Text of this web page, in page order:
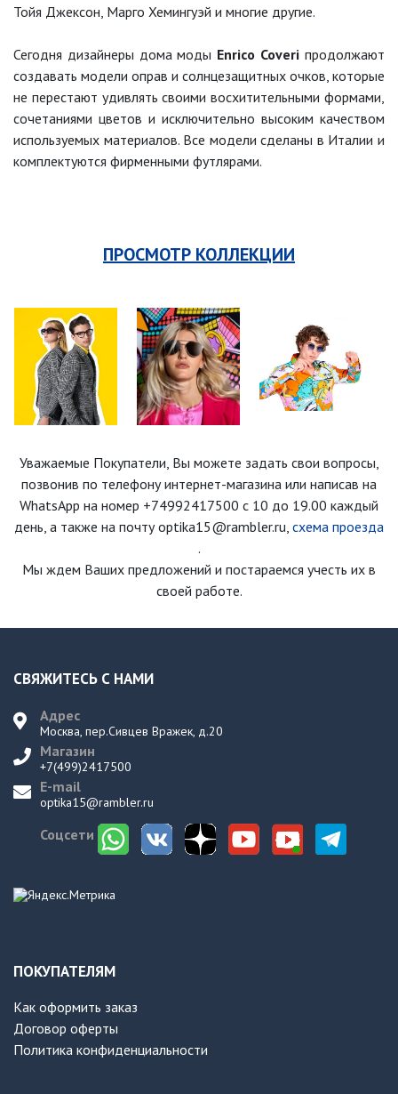
Тойя Джексон, Марго Хемингуэй и многие другие.
Сегодня дизайнеры дома моды Enrico Coveri продолжают
создавать модели оправ и солнцезащитных очков, которые
не перестают удивлять своими восхитительными формами,
сочетаниями цветов и исключительно высоким качеством
используемых материалов. Все модели сделаны в Италии и
комплектуются фирменными футлярами.
ПРОСМОТР КОЛЛЕКЦИИ
Уважаемые Покупатели, Вы можете задать свои вопросы,
позвонив по телефону интернет-магазина или написав на
WhatsApp на номер +74992417500 с 10 до 19.00 каждый
день, а также на почту optika15@rambler.ru, схема проезда
.
Мы ждем Ваших предложений и постараемся учесть их в
своей работе.
СВЯЖИТЕСЬ С НАМИ
Адрес
Москва, пер.Сивцев Вражек, д.20
Магазин
+7(499)2417500
E-mail
optika15@rambler.ru
Соцсети
ПОКУПАТЕЛЯМ
Как оформить заказ
Договор оферты
Политика конфиденциальности